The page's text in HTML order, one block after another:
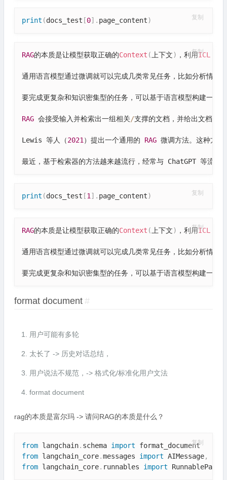
print (docs_test [0] . page_content) 复制
RAG的本质是让模型获取正确的Context ( 上下文) ，利用ICL
通用语言模型通过微调就可以完成几类常见任务，比如分析情绪
要完成更复杂和知识密集型的任务，可以基于语言模型构建一个
RAG 会接受输入并检索出一组相关/支撑的文档，并给出文档的
Lewis 等人（2021 ）提出一个通用的 RAG 微调方法。这种方
最近，基于检索器的方法越来越流行，经常与 ChatGPT 等流行
复制
print (docs_test [1 ] . page_content) 复制
RAG的本质是让模型获取正确的Context ( 上下文) ，利用ICL
通用语言模型通过微调就可以完成几类常见任务，比如分析情绪
要完成更复杂和知识密集型的任务，可以基于语言模型构建一个
复制
format document #
用户可能有多轮
太长了 -> 历史对话总结，
用户说法不规范，-> 格式化/标准化用户文法
format document
rag的本质是富尔玛 -> 请问RAG的本质是什么？
from langchain. schema import
from langchain_core.messages import AIMessage,
from langchain_core. runnables import
复制